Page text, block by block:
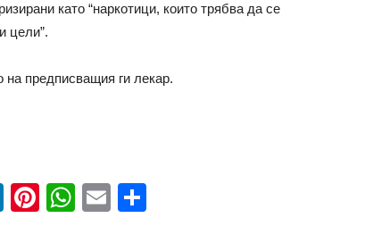
като “наркотици, които трябва да се
цели”.
на предписващия ги лекар.
LinkedIn
Pinterest
WhatsApp
Email